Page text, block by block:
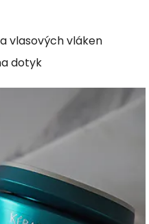
vlasových vláken
dotyk